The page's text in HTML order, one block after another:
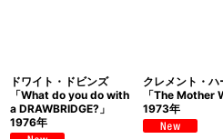
ドワイト・ドビンズ
「What do you do with
a DRAWBRIDGE?」
1976年
クレメント・ハ
「The Mother
1973年